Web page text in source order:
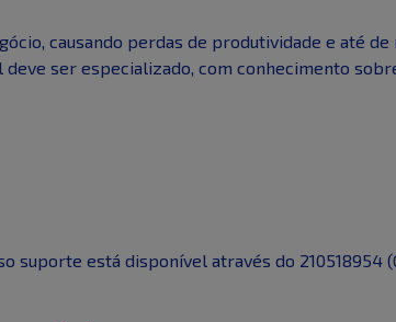
causando perdas de produtividade e até
ser especializado, com conhecimento
está disponível através do 210518954